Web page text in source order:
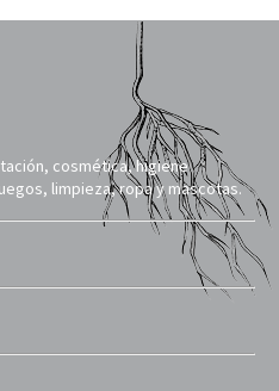
cosmética, higiene
limpieza, ropa y mascotas.